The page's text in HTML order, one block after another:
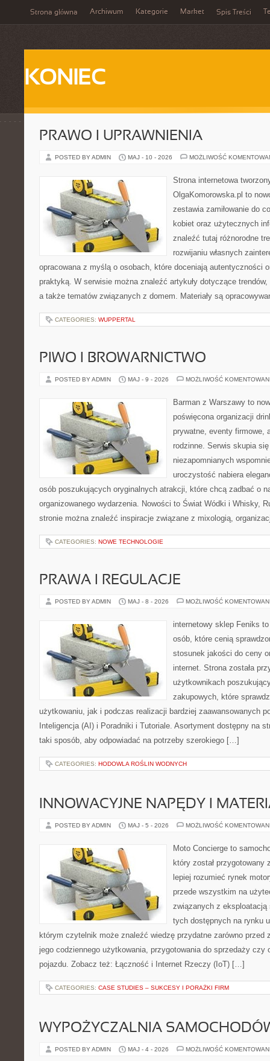
Strona główna Archiwum Kategorie Market Spis Treści
KONIEC
PRAWO I UPRAWNIENIA
POSTED BY ADMIN MAJ - 10 - 2026 MOŻLIWOŚĆ
Strona internetowa
OlgaKomorowska.pl to
zestawia zamiłowanie do
kobiet oraz użytecznych
znaleźć tutaj różnorodne
rozwijaniu własnych
opracowana z myślą o osobach, które doceniają autentyczności
praktyką. W serwisie można znaleźć artykuły dotyczące
a także tematów związanych z domem. Materiały są
CATEGORIES: WUPPERTAL
PIWO I BROWARNICTWO
POSTED BY ADMIN MAJ - 9 - 2026 MOŻLIWOŚĆ
Barman z Warszawy to
poświęcona organizacji
prywatne, eventy firmowe,
rodzinne. Serwis skupia
niezapomnianych
uroczystość nabiera
osób poszukujących oryginalnych atrakcji, które chcą zadbać o
organizowanego wydarzenia. Nowości to Świat Wódki i Whisky,
stronie można znaleźć inspiracje związane z mixologią,
CATEGORIES: NOWE TECHNOLOGIE
PRAWA I REGULACJE
POSTED BY ADMIN MAJ - 8 - 2026 MOŻLIWOŚĆ
internetowy sklep Feniks
osób, które cenią
stosunek jakości do ceny
internet. Strona została
użytkownikach
zakupowych, które
użytkowaniu, jak i podczas realizacji bardziej zaawansowanych
Inteligencja (AI) i Poradniki i Tutoriale. Asortyment dostępny na
taki sposób, aby odpowiadać na potrzeby szerokiego […]
CATEGORIES: HODOWLA ROŚLIN WODNYCH
INNOWACYJNE NAPĘDY I
POSTED BY ADMIN MAJ - 5 - 2026 MOŻLIWOŚĆ
Moto Concierge to
który został
lepiej rozumieć rynek
przede wszystkim na
związanych z eksploatacją
tych dostępnych na rynku
którym czytelnik może znaleźć wiedzę przydatne zarówno przed
jego codziennego użytkowania, przygotowania do sprzedaży czy
pojazdu. Zobacz też: Łączność i Internet Rzeczy (IoT) […]
CATEGORIES: CASE STUDIES – SUKCESY I PORAŻKI FIRM
WYPOŻYCZALNIA
POSTED BY ADMIN MAJ - 4 - 2026 MOŻLIWOŚĆ